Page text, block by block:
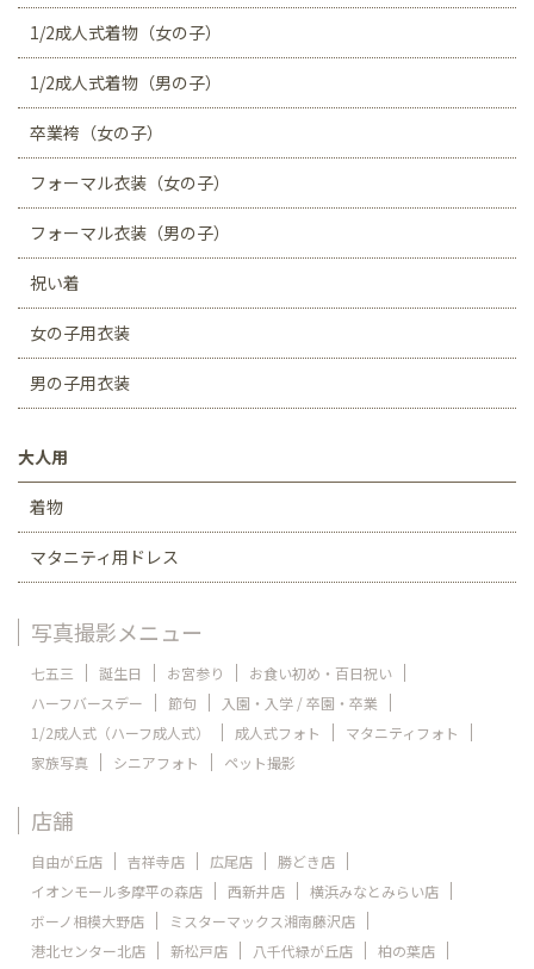
1/2成人式着物（女の子）
1/2成人式着物（男の子）
卒業袴（女の子）
フォーマル衣装（女の子）
フォーマル衣装（男の子）
祝い着
女の子用衣装
男の子用衣装
大人用
着物
マタニティ用ドレス
写真撮影メニュー
七五三 誕生日 お宮参り
お食い初め・百日祝い
ハーフバースデー
節句
入園・入学 / 卒園・卒業
1/2成人式（ハーフ成人式）
成人式フォト
マタニティフォト
家族写真
シニアフォト ペット撮影
店舗
自由が丘店 吉祥寺店 広尾店
勝どき店
イオンモール多摩平の森店
西新井店
横浜みなとみらい店
ボーノ相模大野店
ミスターマックス湘南藤沢店
港北センター北店
新松戸店 八千代緑が丘店
柏の葉店